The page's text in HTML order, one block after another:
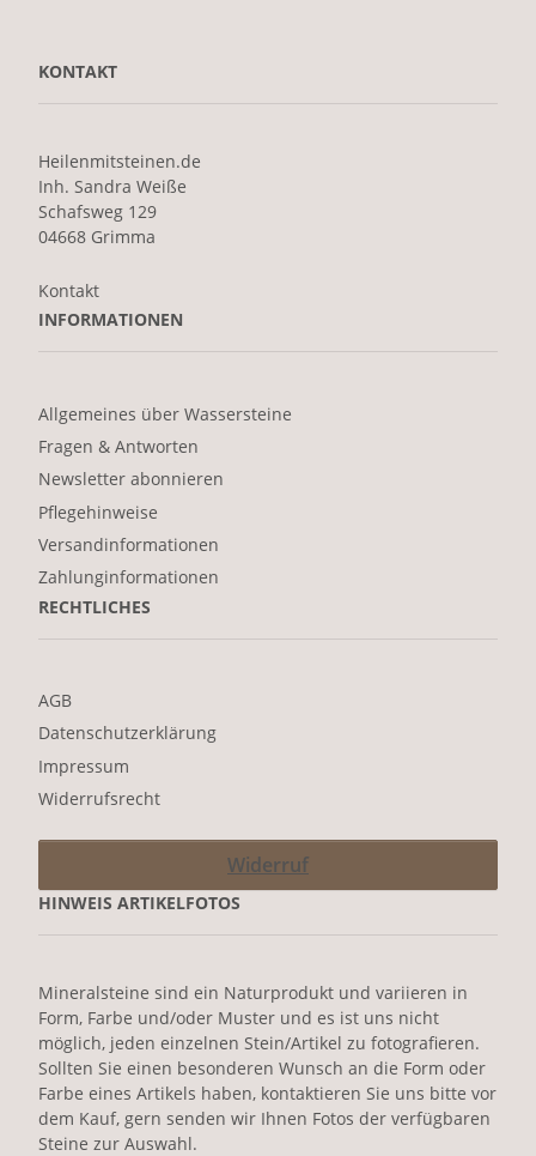
KONTAKT
Heilenmitsteinen.de
Inh. Sandra Weiße
Schafsweg 129
04668 Grimma
Kontakt
INFORMATIONEN
Allgemeines über Wassersteine
Fragen & Antworten
Newsletter abonnieren
Pflegehinweise
Versandinformationen
Zahlunginformationen
RECHTLICHES
AGB
Datenschutzerklärung
Impressum
Widerrufsrecht
Widerruf
HINWEIS ARTIKELFOTOS
Mineralsteine sind ein Naturprodukt und variieren in
Form, Farbe und/oder Muster und es ist uns nicht
möglich, jeden einzelnen Stein/Artikel zu fotografieren.
Sollten Sie einen besonderen Wunsch an die Form oder
Farbe eines Artikels haben, kontaktieren Sie uns bitte vor
dem Kauf, gern senden wir Ihnen Fotos der verfügbaren
Steine zur Auswahl.